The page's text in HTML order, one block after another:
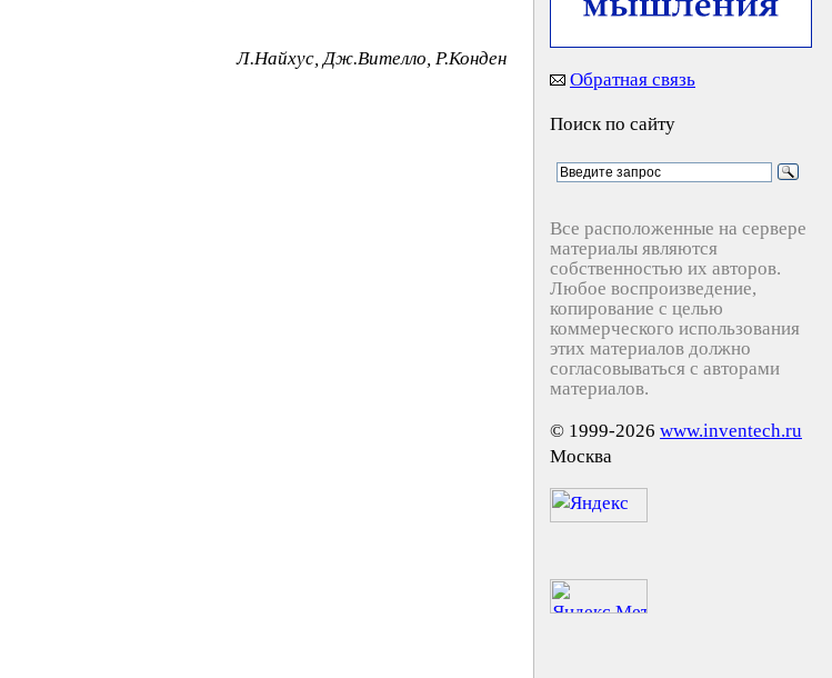
Л.Найхус, Дж.Вителло, Р.Конден
Обратная связь
Поиск по сайту
Все расположенные на сервере
материалы являются
собственностью их авторов.
Любое воспроизведение,
копирование с целью
коммерческого использования
этих материалов должно
согласовываться с авторами
материалов.
© 1999-2026 www.inventech.ru
Москва